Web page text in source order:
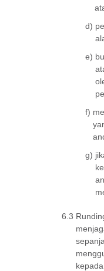
d)
e)
f)
g)
6.3